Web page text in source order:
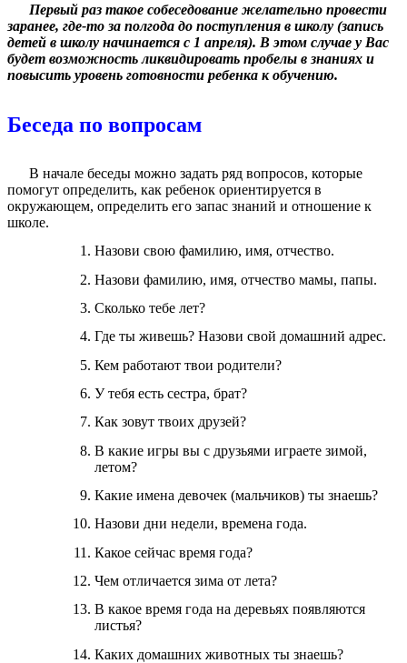
Первый раз такое собеседование желательно провести
заранее, где-то за полгода до поступления в школу (запись
детей в школу начинается с 1 апреля). В этом случае у Вас
будет возможность ликвидировать пробелы в знаниях и
повысить уровень готовности ребенка к обучению.
Беседа по вопросам
В начале беседы можно задать ряд вопросов, которые
помогут определить, как ребенок ориентируется в
окружающем, определить его запас знаний и отношение к
школе.
Назови свою фамилию, имя, отчество.
Назови фамилию, имя, отчество мамы, папы.
Сколько тебе лет?
Где ты живешь? Назови свой домашний адрес.
Кем работают твои родители?
У тебя есть сестра, брат?
Как зовут твоих друзей?
В какие игры вы с друзьями играете зимой,
летом?
Какие имена девочек (мальчиков) ты знаешь?
Назови дни недели, времена года.
Какое сейчас время года?
Чем отличается зима от лета?
В какое время года на деревьях появляются
листья?
Каких домашних животных ты знаешь?